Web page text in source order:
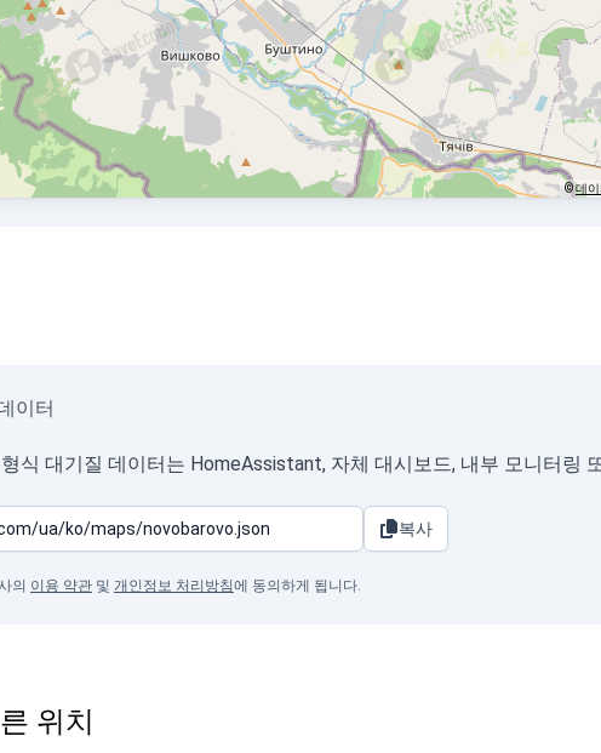
©데이
이터
식 대기질 데이터는 HomeAssistant, 자체 대시보드, 내부 모니터링
복사
의 이용 약관 및 개인정보 처리방침에 동의하게 됩니다.
위치